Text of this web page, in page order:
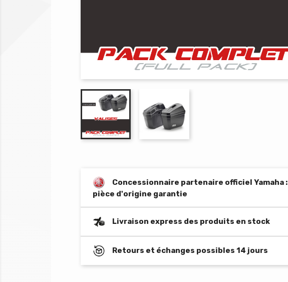
Concessionnaire partenaire officiel Yamaha :
pièce d'origine garantie
Livraison express des produits en stock
Retours et échanges possibles 14 jours